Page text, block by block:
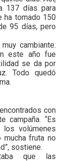
137 días para
ha tomado 150
95 días, pero
cambiante.
este año fue
se da por
Todo quedó
con
campaña. “Es
volúmenes
fruta no
sostiene.
que las